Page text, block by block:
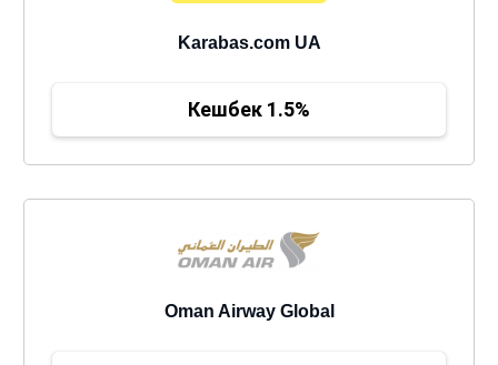
Karabas.com UA
Кешбек 1.5%
Oman Airway Global